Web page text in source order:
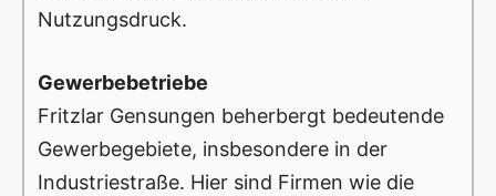
Nutzungsdruck.
Gewerbebetriebe
Fritzlar Gensungen beherbergt bedeutende
Gewerbegebiete, insbesondere in der
Industriestraße. Hier sind Firmen wie die